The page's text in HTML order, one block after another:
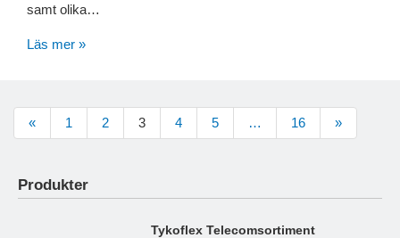
samt olika…
Läs mer »
« 1 2 3 4 5 … 16 »
Produkter
Tykoflex Telecomsortiment